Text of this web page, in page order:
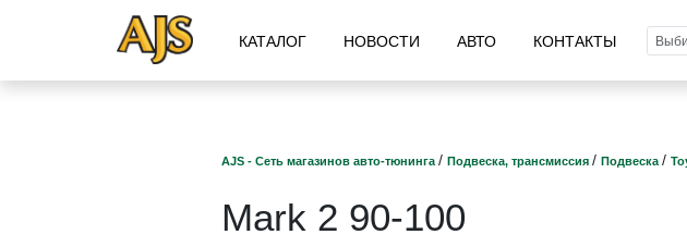
КАТАЛОГ НОВОСТИ АВТО КОНТАКТЫ
AJS - Сеть магазинов авто-тюнинга / Подвеска, трансмиссия / Подвеска /
Mark 2 90-100